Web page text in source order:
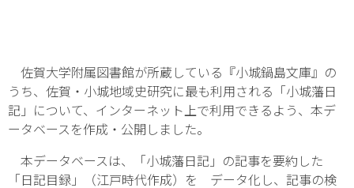
佐賀大学附属図書館が所蔵している『小城鍋島文庫』の
うち、佐賀・小城地域史研究に最も利用される「小城藩日
記」について、インターネット上で利用できるよう、本デ
ータベースを作成・公開しました。
本データベースは、「小城藩日記」の記事を要約した
「日記目録」（江戸時代作成）を データ化し、記事の検